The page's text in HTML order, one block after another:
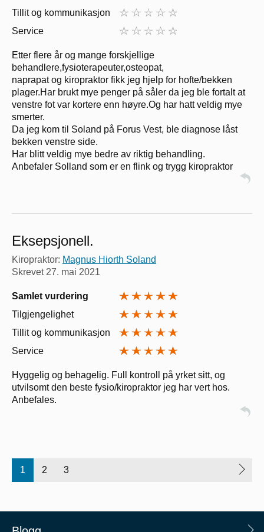
Tillit og kommunikasjon
Service
Etter flere år og mange forskjellige
behandlere,fysioterapeuter,osteopat,
naprapat og kiropraktor fikk jeg hjelp for hofte/bekken
plager.Har brukt mye penger på såler da jeg ble fortalt at
venstre fot var kortere enn høyre.Og har hatt veldig mye
smerter.
Da jeg kom til Soland på Forus Vest, ble diagnose låst
bekken venstre side.
Har blitt veldig mye bedre av riktig behandling.
Anbefaler Solland som er en flink og trygg kiropraktor
Eksepsjonell.
Kiropraktor: Magnus Hiorth Soland
Skrevet 27. mai 2021
Samlet vurdering
Tilgjengelighet
Tillit og kommunikasjon
Service
Hyggelig og behagelig. Full kontroll på yrket sitt, og
utvilsomt den beste fysio/kiropraktor jeg har vert hos.
Anbefales.
1 2 3